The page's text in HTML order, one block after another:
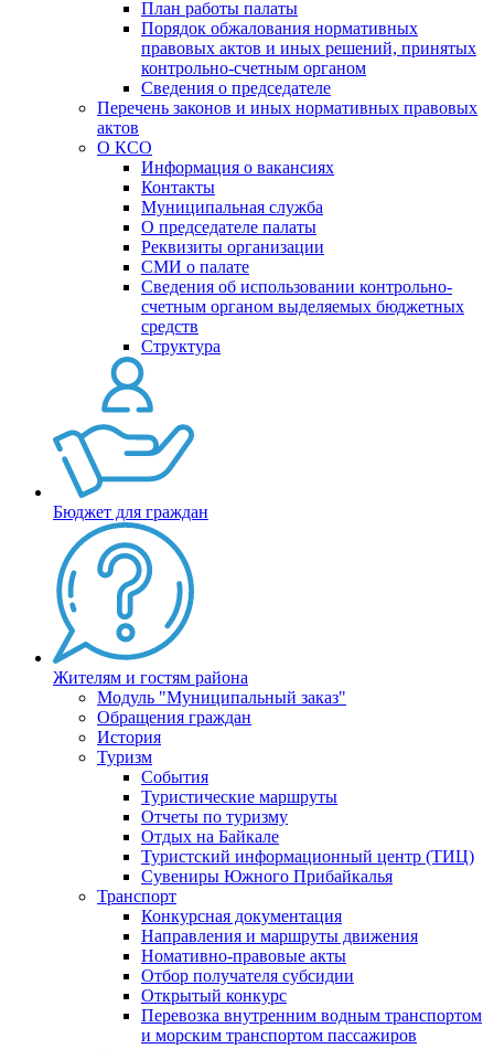
План работы палаты
Порядок обжалования нормативных
правовых актов и иных решений, принятых
контрольно-счетным органом
Сведения о председателе
Перечень законов и иных нормативных правовых
актов
О КСО
Информация о вакансиях
Контакты
Муниципальная служба
О председателе палаты
Реквизиты организации
СМИ о палате
Сведения об использовании контрольно-
счетным органом выделяемых бюджетных
средств
Структура
Бюджет для граждан
Жителям и гостям района
Модуль "Муниципальный заказ"
Обращения граждан
История
Туризм
События
Туристические маршруты
Отчеты по туризму
Отдых на Байкале
Туристский информационный центр (ТИЦ)
Сувениры Южного Прибайкалья
Транспорт
Конкурсная документация
Направления и маршруты движения
Номативно-правовые акты
Отбор получателя субсидии
Открытый конкурс
Перевозка внутренним водным транспортом
и морским транспортом пассажиров